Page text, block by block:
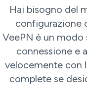
Hai bisogno del
configurazione
VeePN è un modo
connessione e
velocemente con
complete se